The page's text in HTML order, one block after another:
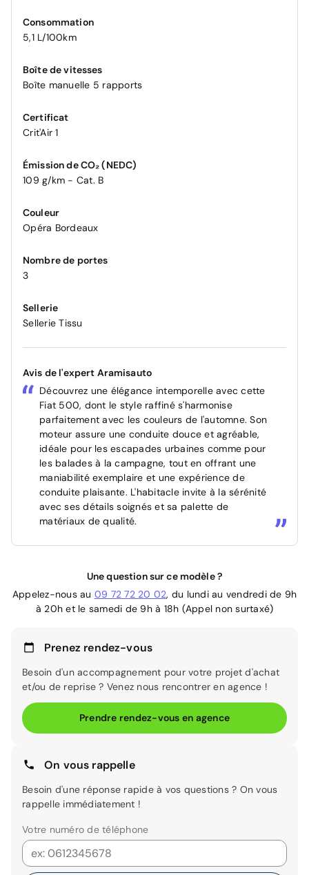
Consommation
5,1 L/100km
Boîte de vitesses
Boîte manuelle 5 rapports
Certificat
Crit'Air 1
Émission de CO₂ (NEDC)
109 g/km - Cat. B
Couleur
Opéra Bordeaux
Nombre de portes
3
Sellerie
Sellerie Tissu
Avis de l'expert Aramisauto
Découvrez une élégance intemporelle avec cette
Fiat 500, dont le style raffiné s'harmonise
parfaitement avec les couleurs de l'automne. Son
moteur assure une conduite douce et agréable,
idéale pour les escapades urbaines comme pour
les balades à la campagne, tout en offrant une
maniabilité exemplaire et une expérience de
conduite plaisante. L'habitacle invite à la sérénité
avec ses détails soignés et sa palette de
matériaux de qualité.
Une question sur ce modèle ?
Appelez-nous au 09 72 72 20 02, du lundi au vendredi de 9h
à 20h et le samedi de 9h à 18h (Appel non surtaxé)
Prenez rendez-vous
Besoin d'un accompagnement pour votre projet d'achat
et/ou de reprise ? Venez nous rencontrer en agence !
Prendre rendez-vous en agence
On vous rappelle
Besoin d'une réponse rapide à vos questions ? On vous
rappelle immédiatement !
Votre numéro de téléphone